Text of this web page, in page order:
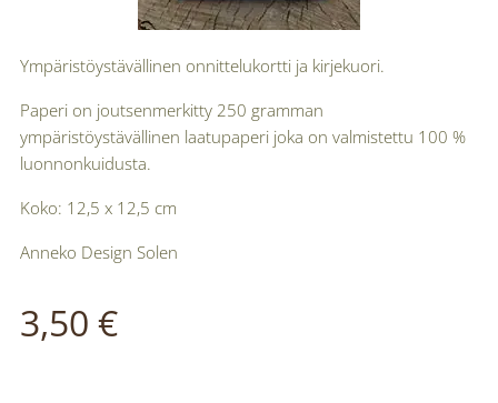
Ympäristöystävällinen onnittelukortti ja kirjekuori.
Paperi on joutsenmerkitty 250 gramman
ympäristöystävällinen laatupaperi joka on valmistettu 100 %
luonnonkuidusta.
Koko: 12,5 x 12,5 cm
Anneko Design Solen
3,50 €